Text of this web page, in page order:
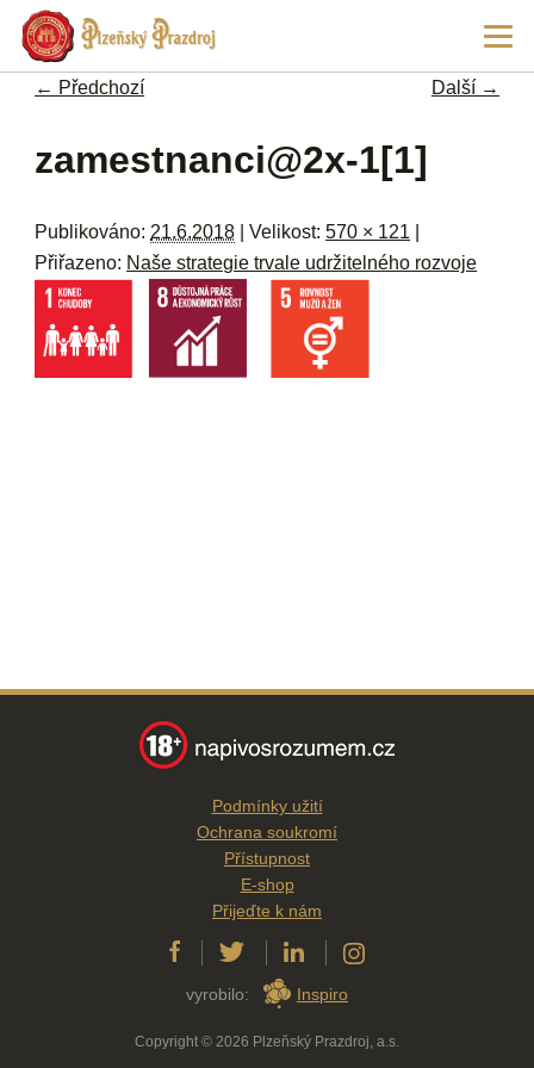
← Předchozí Další →
zamestnanci@2x-1[1]
Publikováno: 21.6.2018 | Velikost:570 × 121
Přiřazeno: Naše strategie trvale udržitelného rozvoje
Podmínky užití
Ochrana soukromí
Přístupnost
E-shop
Přijeďte k nám
vyrobilo: Inspiro
Copyright © 2026 Plzeňský Prazdroj, a.s.